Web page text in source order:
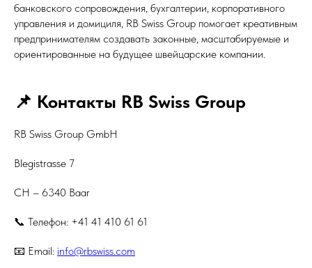
банковского сопровождения, бухгалтерии, корпоративного
управления и домициля, RB Swiss Group помогает креативным
предпринимателям создавать законные, масштабируемые и
ориентированные на будущее швейцарские компании.
📌 Контакты RB Swiss Group
RB Swiss Group GmbH
Blegistrasse 7
CH – 6340 Baar
📞 Телефон: +41 41 410 61 61
📧 Email: info@rbswiss.com